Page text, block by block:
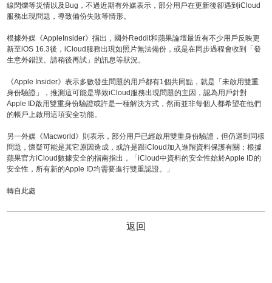
線閃爍等災情以及Bug，不過近期有外媒表示，部分用戶在更新後卻遇到iCloud
服務出現問題，導致備份失敗等情形。
根據外媒《AppleInsider》指出，國外Reddit和蘋果論壇最近有不少用戶反映更
新至iOS 16.3後，iCloud服務出現如照片無法備份，或是在同步過程會收到「發
生意外錯誤。請稍後再試」的訊息等狀況。
《Apple Insider》表示多數發生問題的用戶都有1個共同點，就是「未啟用雙重
身份驗證」，推測這可能是導致iCloud服務出現問題的主因，認為用戶針對
Apple ID啟用雙重身份驗證或許是一種解決方式，然而並非每個人都希望在他們
的帳戶上啟用這項安全功能。
另一外媒《Macworld》則表示，部分用戶已經啟用雙重身份驗證，但仍遇到同樣
問題，懷疑可能是其它原因造成，或許是跟iCloud加入進階資料保護有關；根據
蘋果官方iCloud數據安全的指南指出，「iCloud中資料的安全性始於Apple ID的
安全性，所有新的Apple ID均需要進行雙重認證。」
轉自此處
返回